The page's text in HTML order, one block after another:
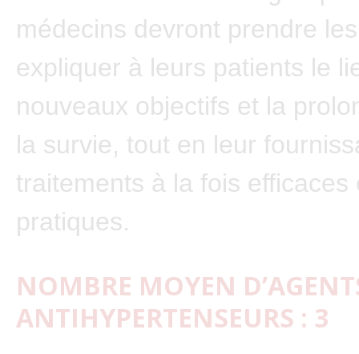
médecins devront prendre
expliquer à leurs patients le
nouveaux objectifs et la
la survie, tout en leur
traitements à la fois efficaces
pratiques.
NOMBRE MOYEN
ANTIHYPERTENSEURS : 3